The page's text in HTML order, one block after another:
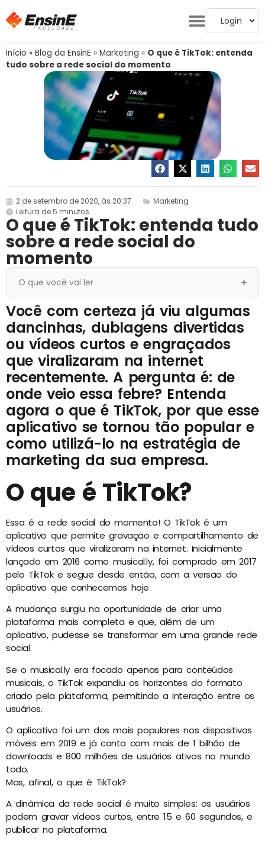
Login
Início » Blog da EnsinE » Marketing » O que é TikTok: entenda
tudo sobre a rede social do momento
2 de setembro de 2020, às 20:37
Marketing
Leitura de 5 minutos
O que é TikTok: entenda tudo
sobre a rede social do
momento
O que você vai ler
Você com certeza já viu algumas
dancinhas, dublagens divertidas
ou vídeos curtos e engraçados
que viralizaram na internet
recentemente. A pergunta é: de
onde veio essa febre? Entenda
agora o que é TikTok, por que esse
aplicativo se tornou tão popular e
como utilizá-lo na estratégia de
marketing da sua empresa.
O que é TikTok?
Essa é a rede social do momento! O TikTok é um
aplicativo que permite gravação e compartilhamento de
vídeos curtos que viralizaram na internet. Inicialmente
lançado em 2016 como musical.ly, foi comprado em 2017
pelo TikTok e segue desde então, com a versão do
aplicativo que conhecemos hoje.
A mudança surgiu na oportunidade de criar uma
plataforma mais completa e que, além de um
aplicativo, pudesse se transformar em uma grande rede
social.
Se o musical.ly era focado apenas para conteúdos
musicais, o TikTok expandiu os horizontes do formato
criado pela plataforma, permitindo a interação entre os
usuários.
O aplicativo foi um dos mais populares nos dispositivos
móveis em 2019 e já conta com mais de 1 bilhão de
downloads e 800 milhões de usuários ativos no mundo
todo.
Mas, afinal, o que é TikTok?
A dinâmica da rede social é muito simples: os usuários
podem gravar vídeos curtos, entre 15 e 60 segundos, e
publicar na plataforma.